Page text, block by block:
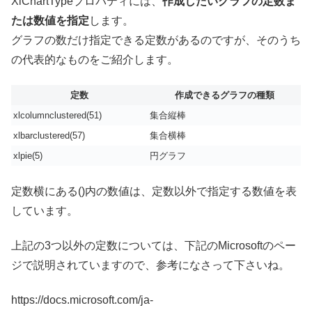
たは数値を指定 します。
グラフの数だけ指定できる定数があるのですが、そのうち
の代表的なものをご紹介します。
定数
作成できるグラフの種類
xlcolumnclustered(51)
集合縦棒
xlbarclustered(57)
集合横棒
xlpie(5)
円グラフ
定数横にある()内の数値は、定数以外で指定する数値を表
しています。
上記の3つ以外の定数については、下記のMicrosoftのペー
ジで説明されていますので、参考になさって下さいね。
https://docs.microsoft.com/ja-